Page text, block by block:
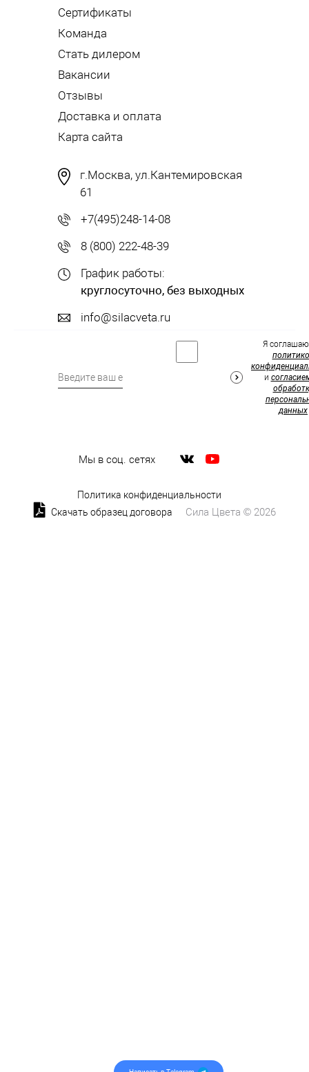
Сертификаты
Команда
Стать дилером
Вакансии
Отзывы
Доставка и оплата
Карта сайта
г.Москва, ул.Кантемировская
61
+7(495)248-14-08
8 (800) 222-48-39
График работы:
круглосуточно, без выходных
info@silacveta.ru
Мы в соц. сетях
Я
и
данных
Политика конфиденциальности
Скачать образец договора
Сила Цвета © 2026